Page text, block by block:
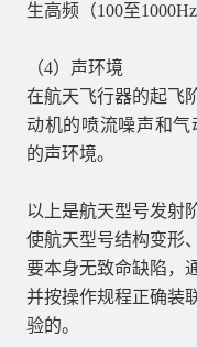
生高频（100至
（4）声环境
在航天飞行器的起飞
动机的喷流噪声和气
的声环境。
以上是航天型号发射
使航天型号结构变形
要本身无致命缺陷，
并按操作规程正确装
验的。